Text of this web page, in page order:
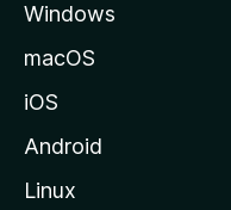
Windows
macOS
iOS
Android
Linux